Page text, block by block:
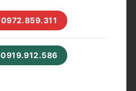
0972.859.311
0919.912.586